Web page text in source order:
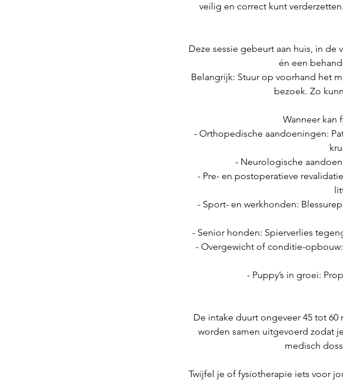
veilig en correct kunt
Deze sessie gebeurt aan huis, in
én een
Belangrijk: Stuur op voorhand het
bezoek. Zo
Wanneer kan
- Orthopedische aandoeningen:
- Neurologische
- Pre- en postoperatieve
- Sport- en werkhonden:
- Senior honden: Spierverlies
- Overgewicht of conditie-
- Puppy’s in groei:
De intake duurt ongeveer 45 tot
worden samen uitgevoerd zodat
medisch
Twijfel je of fysiotherapie iets voor